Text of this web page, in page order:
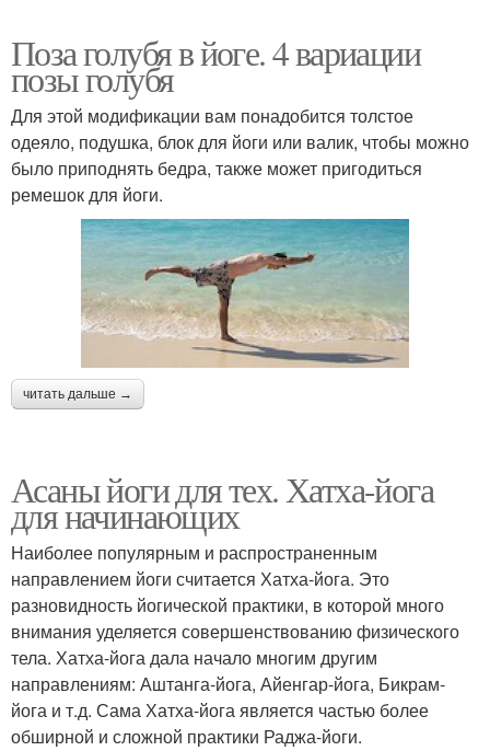
Поза голубя в йоге. 4 вариации
позы голубя
Для этой модификации вам понадобится толстое
одеяло, подушка, блок для йоги или валик, чтобы можно
было приподнять бедра, также может пригодиться
ремешок для йоги.
читать дальше →
Асаны йоги для тех. Хатха-йога
для начинающих
Наиболее популярным и распространенным
направлением йоги считается Хатха-йога. Это
разновидность йогической практики, в которой много
внимания уделяется совершенствованию физического
тела. Хатха-йога дала начало многим другим
направлениям: Аштанга-йога, Айенгар-йога, Бикрам-
йога и т.д. Сама Хатха-йога является частью более
обширной и сложной практики Раджа-йоги.